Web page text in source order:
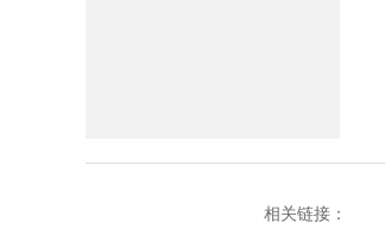
相关链接：